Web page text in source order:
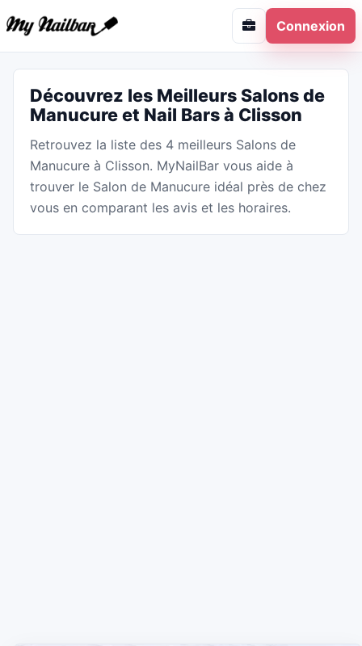
Connexion
Découvrez les Meilleurs Salons de
Manucure et Nail Bars à Clisson
Retrouvez la liste des 4 meilleurs Salons de
Manucure à Clisson. MyNailBar vous aide à
trouver le Salon de Manucure idéal près de chez
vous en comparant les avis et les horaires.